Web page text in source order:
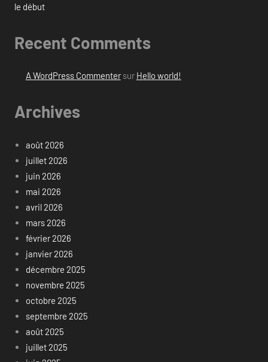
le début
Recent Comments
A WordPress Commentersur Hello world!
Archives
août 2026
juillet 2026
juin 2026
mai 2026
avril 2026
mars 2026
février 2026
janvier 2026
décembre 2025
novembre 2025
octobre 2025
septembre 2025
août 2025
juillet 2025